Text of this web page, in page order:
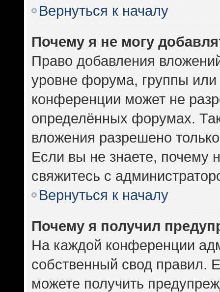
Вернуться к началу
Почему я не могу
Право добавления
уровне форума, группы или
конференции может не
определённых форумах.
вложения разрешено
Если вы не знаете, почему
свяжитесь с
Вернуться к началу
Почему я получил
На каждой конференции
собственный свод правил.
можете получить